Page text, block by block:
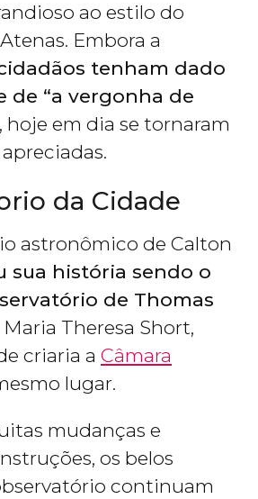
ao estilo do
Embora a
tenham dado
de “a vergonha de
, hoje em dia se tornaram
da Cidade
astronômico de Calton
sua história sendo o
de Thomas
Maria Theresa Short,
criaria a Câmara
lugar.
mudanças e
os belos
continuam